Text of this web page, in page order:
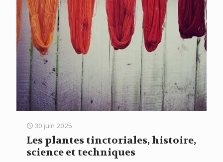
30 juin 2025
Les plantes tinctoriales, histoire,
science et techniques